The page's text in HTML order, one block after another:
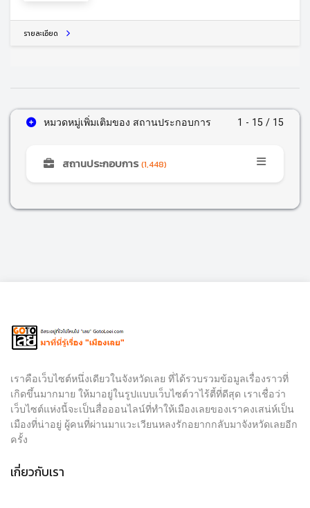
รายละเอียด
1 - 15 / 15
หมวดหมู่เพิ่มเติมของ สถานประกอบการ
สถานประกอบการ(1,448)
เราคือเว็บไซต์หนึ่งเดียวในจังหวัดเลย ที่ได้รวบรวมข้อมูลเรื่องราวที่
เกิดขึ้นมากมาย ให้มาอยู่ในรูปแบบเว็บไซต์วาไร้ตี้ที่ดีสุด เราเชื่อว่า
เว็บไซต์แห่งนี้จะเป็นสื่อออนไลน์ที่ทำให้เมืองเลยของเราคงเสน่ห์เป็น
เมืองที่น่าอยู่ ผู้คนที่ผ่านมาแวะเวียนหลงรักอยากกลับมาจังหวัดเลยอีก
ครั้ง
เกี่ยวกับเรา